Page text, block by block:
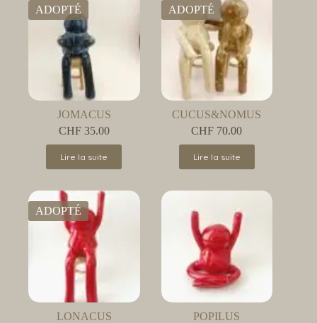
ADOPTÉ
JOMACUS
CHF35.00
Lire la suite
ADOPTÉ
CUCUS&NOMUS
CHF 70.00
Lire la suite
ADOPTÉ
LONACUS
POPILUS